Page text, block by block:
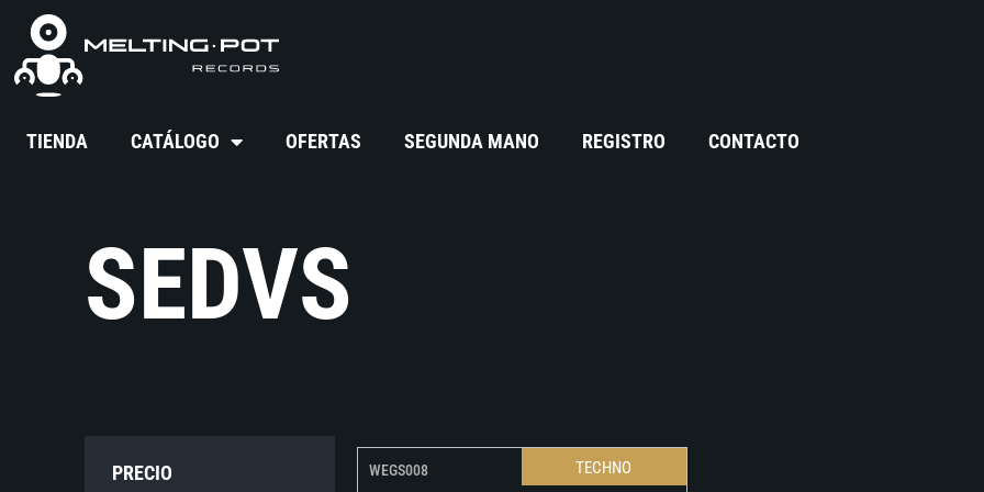
TIENDA CATÁLOGO OFERTAS SEGUNDA MANO REGISTRO CONTACTO
SEDVS
PRECIO WEGS008 TECHNO